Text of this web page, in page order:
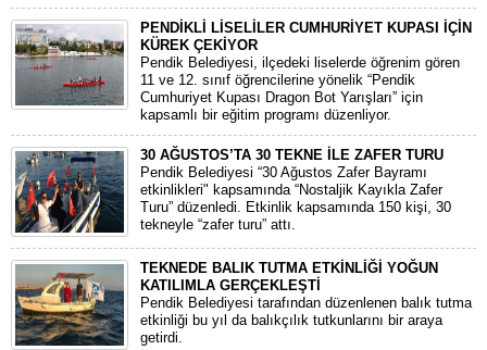
PENDİKLİ LİSELİLER CUMHURİYET KUPASI İÇİN
KÜREK ÇEKİYOR
Pendik Belediyesi, ilçedeki liselerde öğrenim gören
11 ve 12. sınıf öğrencilerine yönelik “Pendik
Cumhuriyet Kupası Dragon Bot Yarışları” için
kapsamlı bir eğitim programı düzenliyor.
30 AĞUSTOS’TA 30 TEKNE İLE ZAFER TURU
Pendik Belediyesi “30 Ağustos Zafer Bayramı
etkinlikleri" kapsamında “Nostaljik Kayıkla Zafer
Turu” düzenledi. Etkinlik kapsamında 150 kişi, 30
tekneyle “zafer turu” attı.
TEKNEDE BALIK TUTMA ETKİNLİĞİ YOĞUN
KATILIMLA GERÇEKLEŞTİ
Pendik Belediyesi tarafından düzenlenen balık tutma
etkinliği bu yıl da balıkçılık tutkunlarını bir araya
getirdi.